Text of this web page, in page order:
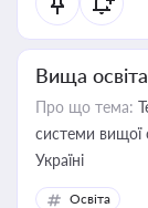
Вища освіта
Про що тема:
системи вищої
Україні
Освіта